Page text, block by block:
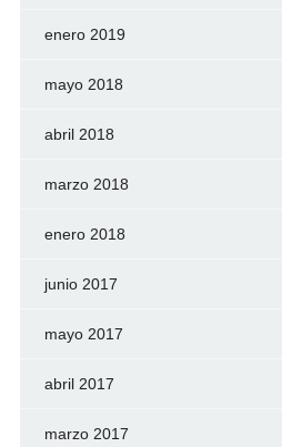
enero 2019
mayo 2018
abril 2018
marzo 2018
enero 2018
junio 2017
mayo 2017
abril 2017
marzo 2017